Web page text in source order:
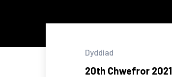
Dyddiad
20th Chwefror 2021